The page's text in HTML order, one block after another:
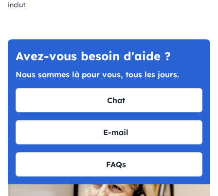
inclut
Avez-vous besoin d'aide ?
Nous sommes là pour vous, tous les jours.
Chat
E-mail
FAQs